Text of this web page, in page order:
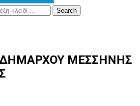
Search
ΜΕΣΣΗΝΗΣ